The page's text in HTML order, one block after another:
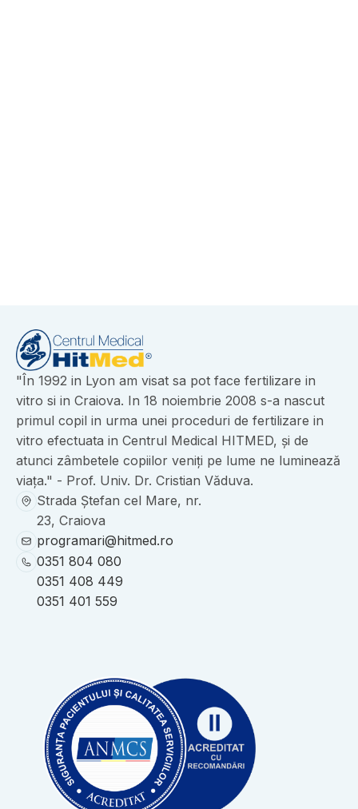
"În 1992 in Lyon am visat sa pot face fertilizare in
vitro si in Craiova. In 18 noiembrie 2008 s-a nascut
primul copil in urma unei proceduri de fertilizare in
vitro efectuata in Centrul Medical HITMED, și de
atunci zâmbetele copiilor veniți pe lume ne luminează
viața." - Prof. Univ. Dr. Cristian Văduva.
Strada Ștefan cel Mare, nr.
23, Craiova
programari@hitmed.ro
0351 804 080
0351 408 449
0351 401 559